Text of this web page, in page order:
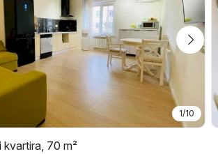
1/10
70 m²